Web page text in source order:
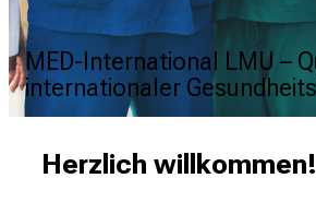
MED-International LMU –
internationaler
Herzlich willkommen!